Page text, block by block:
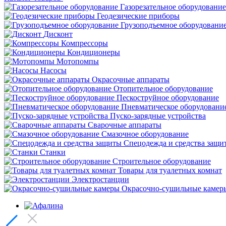
Газорезательное оборудование
Геодезические приборы
Грузоподъемное
Дисконт
Компрессоры
Кондиционеры
Мотопомпы
Насосы
Окрасочные аппараты
Отопительное оборудование
Пескоструйное оборудование
Пневматическое
Пуско-зарядные устройства
Сварочные аппараты
Смазочное оборудование
Спецодежда и средства
Станки
Строительное оборудование
Товары для туалетных комнат
Электростанции
Окрасочно-сушильные